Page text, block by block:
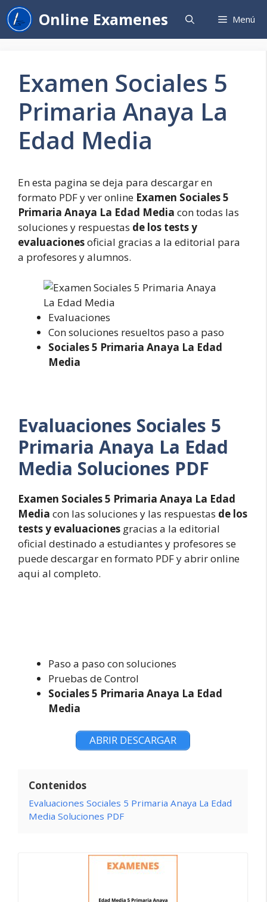
Saltar
al
contenido
Online Examenes Menú
Examen Sociales 5
Primaria Anaya La
Edad Media
En esta pagina se deja para descargar en
formato PDF y ver online Examen Sociales 5
Primaria Anaya La Edad Media con todas las
soluciones y respuestas de los tests y
evaluacionesoficial gracias a la editorial para
a profesores y alumnos.
Evaluaciones
Con soluciones resueltos paso a paso
Sociales 5 Primaria Anaya La Edad
Media
Evaluaciones Sociales 5
Primaria Anaya La Edad
Media Soluciones PDF
Examen Sociales 5 Primaria Anaya La Edad
Media con las soluciones y las respuestas de los
tests y evaluaciones gracias a la editorial
oficial destinado a estudiantes y profesores se
puede descargar en formato PDF y abrir online
aqui al completo.
Paso a paso con soluciones
Pruebas de Control
Sociales 5 Primaria Anaya La Edad
Media
ABRIR DESCARGAR
Contenidos
Evaluaciones Sociales 5 Primaria Anaya La Edad
Media Soluciones PDF